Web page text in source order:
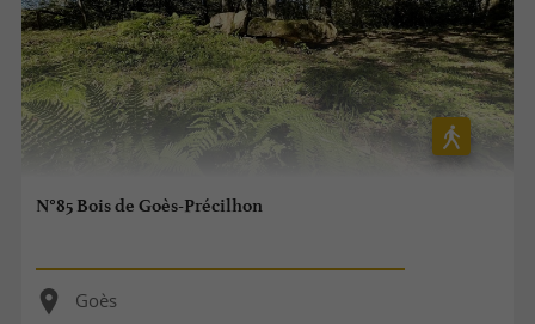
N°85 Bois de Goès-Précilhon
Goès